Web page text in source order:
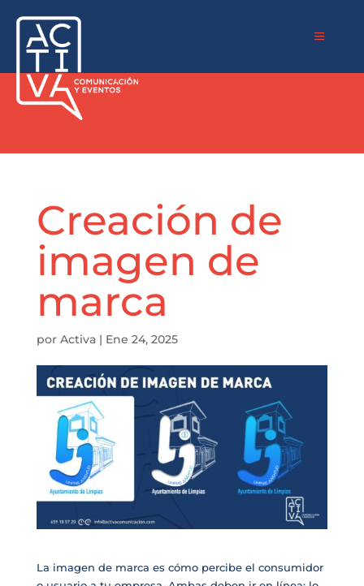
a
Creación de
imagen de
marca
por Activa| Ene 24, 2025
La imagen de marca es cómo percibe el consumidor